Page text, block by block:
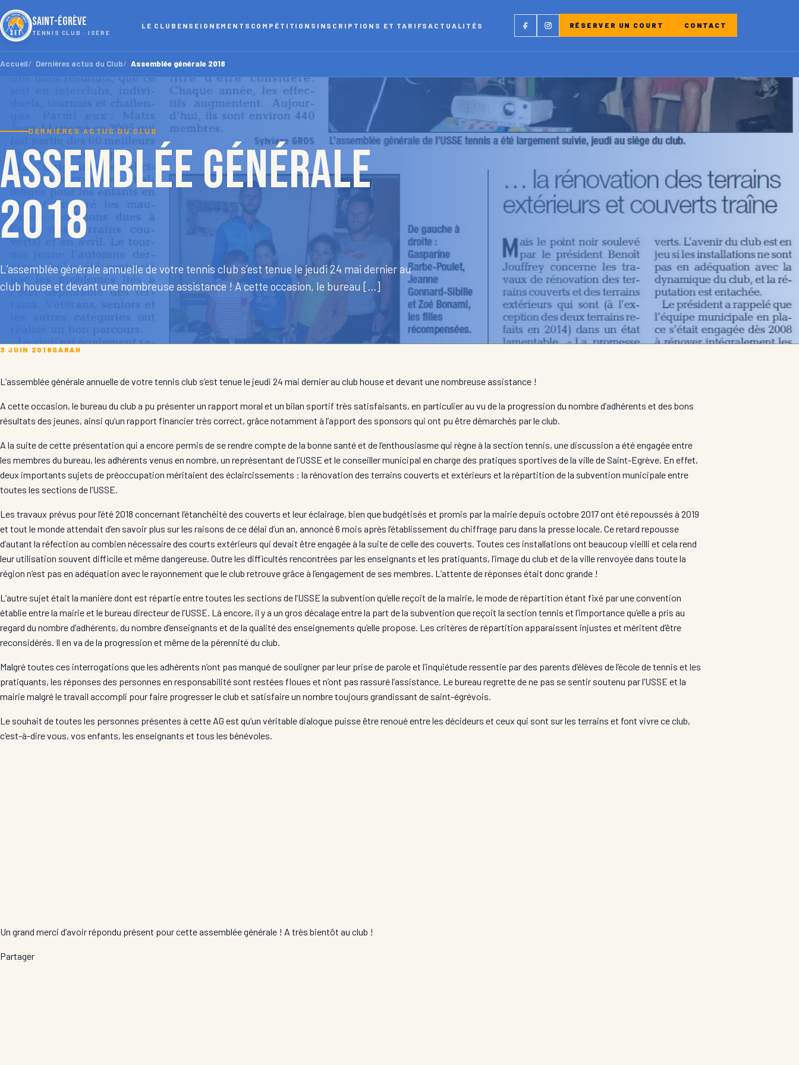
SAINT-ÉGRÈVE
TENNIS CLUB · ISÈRE
LE CLUB ENSEIGNEMENTS COMPÉTITIONS INSCRIPTIONS ET TARIFS ACTUALITÉS FacebookInstagramRÉSERVER UN COURT CONTACT
Accueil Dernières actus du Club Assemblée générale 2018
DERNIÈRES ACTUS DU CLUB
Assemblée générale
2018
L’assemblée générale annuelle de votre tennis club s’est tenue le jeudi 24 mai dernier au
club house et devant une nombreuse assistance ! A cette occasion, le bureau […]
3 JUIN 2018 SARAH
L’assemblée générale annuelle de votre tennis club s’est tenue le jeudi 24 mai dernier au club house et devant une nombreuse assistance !
A cette occasion, le bureau du club a pu présenter un rapport moral et un bilan sportif très satisfaisants, en particulier au vu de la progression du nombre d’adhérents et des bons
résultats des jeunes, ainsi qu’un rapport financier très correct, grâce notamment à l’apport des sponsors qui ont pu être démarchés par le club.
A la suite de cette présentation qui a encore permis de se rendre compte de la bonne santé et de l’enthousiasme qui règne à la section tennis, une discussion a été engagée entre
les membres du bureau, les adhérents venus en nombre, un représentant de l’USSE et le conseiller municipal en charge des pratiques sportives de la ville de Saint-Egrève. En effet,
deux importants sujets de préoccupation méritaient des éclaircissements : la rénovation des terrains couverts et extérieurs et la répartition de la subvention municipale entre
toutes les sections de l’USSE.
Les travaux prévus pour l’été 2018 concernant l’étanchéité des couverts et leur éclairage, bien que budgétisés et promis par la mairie depuis octobre 2017 ont été repoussés à 2019
et tout le monde attendait d’en savoir plus sur les raisons de ce délai d’un an, annoncé 6 mois après l’établissement du chiffrage paru dans la presse locale. Ce retard repousse
d’autant la réfection au combien nécessaire des courts extérieurs qui devait être engagée à la suite de celle des couverts. Toutes ces installations ont beaucoup vieilli et cela rend
leur utilisation souvent difficile et même dangereuse. Outre les difficultés rencontrées par les enseignants et les pratiquants, l’image du club et de la ville renvoyée dans toute la
région n’est pas en adéquation avec le rayonnement que le club retrouve grâce à l’engagement de ses membres. L’attente de réponses était donc grande !
L’autre sujet était la manière dont est répartie entre toutes les sections de l’USSE la subvention qu’elle reçoit de la mairie, le mode de répartition étant fixé par une convention
établie entre la mairie et le bureau directeur de l’USSE. Là encore, il y a un gros décalage entre la part de la subvention que reçoit la section tennis et l’importance qu’elle a pris au
regard du nombre d’adhérents, du nombre d’enseignants et de la qualité des enseignements qu’elle propose. Les critères de répartition apparaissent injustes et méritent d’être
reconsidérés. Il en va de la progression et même de la pérennité du club.
Malgré toutes ces interrogations que les adhérents n’ont pas manqué de souligner par leur prise de parole et l’inquiétude ressentie par des parents d’élèves de l’école de tennis et les
pratiquants, les réponses des personnes en responsabilité sont restées floues et n’ont pas rassuré l’assistance. Le bureau regrette de ne pas se sentir soutenu par l’USSE et la
mairie malgré le travail accompli pour faire progresser le club et satisfaire un nombre toujours grandissant de saint-égrévois.
Le souhait de toutes les personnes présentes à cette AG est qu’un véritable dialogue puisse être renoué entre les décideurs et ceux qui sont sur les terrains et font vivre ce club,
c’est-à-dire vous, vos enfants, les enseignants et tous les bénévoles.
Un grand merci d’avoir répondu présent pour cette assemblée générale ! A très bientôt au club !
Partager